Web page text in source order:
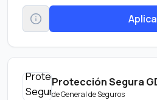
Protección Segura
deGeneral de Seguros